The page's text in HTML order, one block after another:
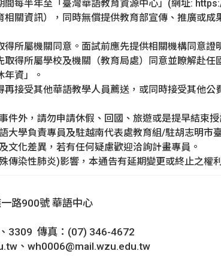
間每半年至「臺灣華語教育資源中心」(網址:
關資訊），同時無償提供教育部宣傳、推廣或成
所屬機關同意。面試前應先提供相關機構同意
得所屬學校及機關（教育局處）同意並瞭解赴
資」。
接受其他華語教學人員薦送，或同時接受其他
件外，請勿申請休假、回國、旅遊或是提早結束
大學負責專員及駐越南代表處教育組/駐胡志明市
文化差異，若有任何疑慮歡迎洽詢計畫專員。
傳染性肺炎)影響，本通告有延期變更或終止之權
路900號 華語中心
3309 傳真：(07) 346-4672
、wh0006@mail.wzu.edu.tw